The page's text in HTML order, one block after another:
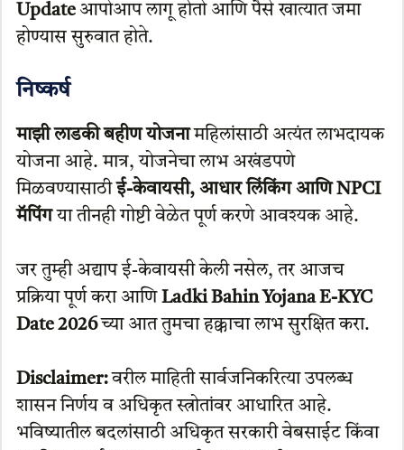
Updateआपोआप लागू होतो आणि पैसे खात्यात जमा
होण्यास सुरुवात होते.
निष्कर्ष
माझी लाडकी बहीण योजनामहिलांसाठी अत्यंत लाभदायक
योजना आहे. मात्र, योजनेचा लाभ अखंडपणे
मिळवण्यासाठीई-केवायसी, आधार लिंकिंग आणि NPCI
मॅपिंगया तीनही गोष्टी वेळेत पूर्ण करणे आवश्यक आहे.
जर तुम्ही अद्याप ई-केवायसी केली नसेल, तर आजच
प्रक्रिया पूर्ण करा आणि Ladki Bahin Yojana E-KYC
Date 2026च्या आत तुमचा हक्काचा लाभ सुरक्षित करा.
Disclaimer:वरील माहिती सार्वजनिकरित्या उपलब्ध
शासन निर्णय व अधिकृत स्त्रोतांवर आधारित आहे.
भविष्यातील बदलांसाठी अधिकृत सरकारी वेबसाईट किंवा